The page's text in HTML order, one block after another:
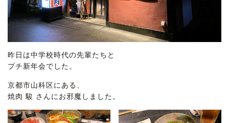
昨日は中学校時代の先輩たちと
プチ新年会でした。
京都市山科区にある、
焼肉 駿 さんにお邪魔しました。